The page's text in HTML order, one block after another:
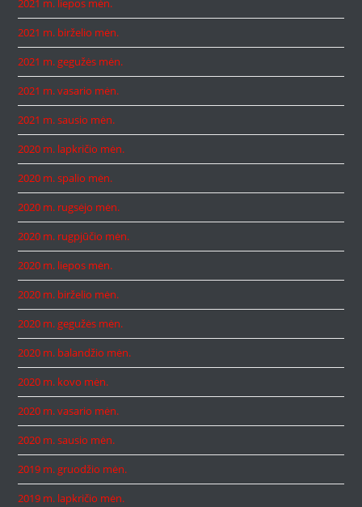
2021 m. liepos mėn.
2021 m. birželio mėn.
2021 m. gegužės mėn.
2021 m. vasario mėn.
2021 m. sausio mėn.
2020 m. lapkričio mėn.
2020 m. spalio mėn.
2020 m. rugsėjo mėn.
2020 m. rugpjūčio mėn.
2020 m. liepos mėn.
2020 m. birželio mėn.
2020 m. gegužės mėn.
2020 m. balandžio mėn.
2020 m. kovo mėn.
2020 m. vasario mėn.
2020 m. sausio mėn.
2019 m. gruodžio mėn.
2019 m. lapkričio mėn.